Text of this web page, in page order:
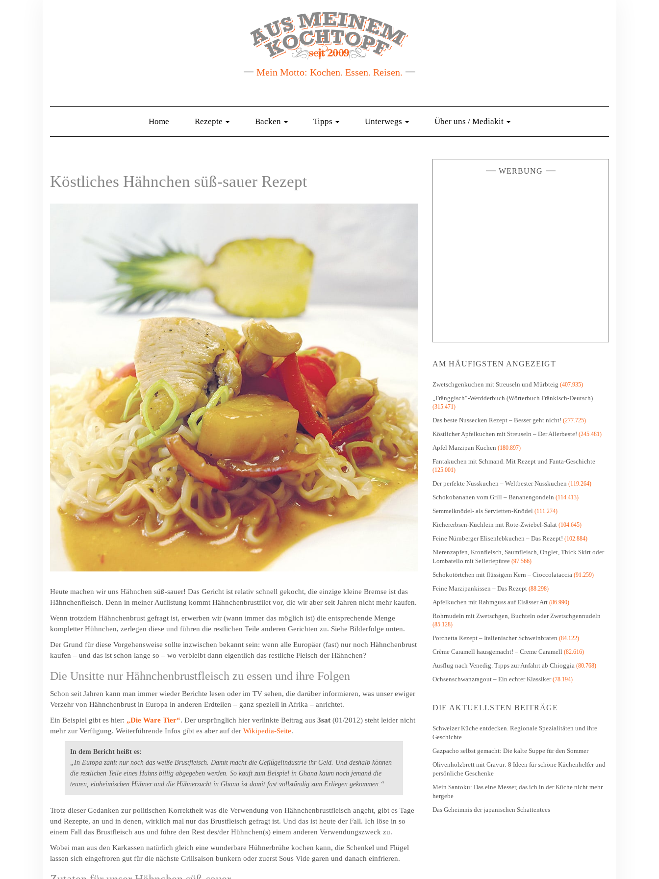
Mein Motto: Kochen. Essen. Reisen.
Home Rezepte Backen Tipps Unterwegs Über uns / Mediakit
Köstliches Hähnchen süß-sauer Rezept
Heute machen wir uns Hähnchen süß-sauer! Das Gericht ist relativ schnell gekocht, die einzige kleine Bremse ist das
Hähnchenfleisch. Denn in meiner Auflistung kommt Hähnchenbrustfilet vor, die wir aber seit Jahren nicht mehr kaufen.
Wenn trotzdem Hähnchenbrust gefragt ist, erwerben wir (wann immer das möglich ist) die entsprechende Menge
kompletter Hühnchen, zerlegen diese und führen die restlichen Teile anderen Gerichten zu. Siehe Bilderfolge unten.
Der Grund für diese Vorgehensweise sollte inzwischen bekannt sein: wenn alle Europäer (fast) nur noch Hähnchenbrust
kaufen – und das ist schon lange so – wo verbleibt dann eigentlich das restliche Fleisch der Hähnchen?
Die Unsitte nur Hähnchenbrustfleisch zu essen und ihre Folgen
Schon seit Jahren kann man immer wieder Berichte lesen oder im TV sehen, die darüber informieren, was unser ewiger
Verzehr von Hähnchenbrust in Europa in anderen Erdteilen – ganz speziell in Afrika – anrichtet.
Ein Beispiel gibt es hier: „Die Ware Tier“. Der ursprünglich hier verlinkte Beitrag aus 3sat (01/2012) steht leider nicht
mehr zur Verfügung. Weiterführende Infos gibt es aber auf der Wikipedia-Seite.
In dem Bericht heißt es:
„In Europa zählt nur noch das weiße Brustfleisch. Damit macht die Geflügelindustrie ihr Geld. Und deshalb können
die restlichen Teile eines Huhns billig abgegeben werden. So kauft zum Beispiel in Ghana kaum noch jemand die
teuren, einheimischen Hühner und die Hühnerzucht in Ghana ist damit fast vollständig zum Erliegen gekommen.“
Trotz dieser Gedanken zur politischen Korrektheit was die Verwendung von Hähnchenbrustfleisch angeht, gibt es Tage
und Rezepte, an und in denen, wirklich mal nur das Brustfleisch gefragt ist. Und das ist heute der Fall. Ich löse in so
einem Fall das Brustfleisch aus und führe den Rest des/der Hühnchen(s) einem anderen Verwendungszweck zu.
Wobei man aus den Karkassen natürlich gleich eine wunderbare Hühnerbrühe kochen kann, die Schenkel und Flügel
lassen sich eingefroren gut für die nächste Grillsaison bunkern oder zuerst Sous Vide garen und danach einfrieren.
WERBUNG
AM HÄUFIGSTEN ANGEZEIGT
Zwetschgenkuchen mit Streuseln und Mürbteig (407.935)
„Fränggisch“-Werdderbuch (Wörterbuch Fränkisch-Deutsch)
(315.471)
Das beste Nussecken Rezept – Besser geht nicht! (277.725)
Köstlicher Apfelkuchen mit Streuseln – Der Allerbeste! (245.481)
Apfel Marzipan Kuchen (180.897)
Fantakuchen mit Schmand. Mit Rezept und Fanta-Geschichte
(125.001)
Der perfekte Nusskuchen – Weltbester Nusskuchen (119.264)
Schokobananen vom Grill – Bananengondeln (114.413)
Semmelknödel- als Servietten-Knödel (111.274)
Kichererbsen-Küchlein mit Rote-Zwiebel-Salat (104.645)
Feine Nürnberger Elisenlebkuchen – Das Rezept! (102.884)
Nierenzapfen, Kronfleisch, Saumfleisch, Onglet, Thick Skirt oder
Lombatello mit Selleriepüree (97.566)
Schokotörtchen mit flüssigem Kern – Cioccolataccia (91.259)
Feine Marzipankissen – Das Rezept (88.298)
Apfelkuchen mit Rahmguss auf Elsässer Art (86.990)
Rohrnudeln mit Zwetschgen, Buchteln oder Zwetschgennudeln
(85.128)
Porchetta Rezept – Italienischer Schweinbraten (84.122)
Crème Caramell hausgemacht! – Creme Caramell (82.616)
Ausflug nach Venedig. Tipps zur Anfahrt ab Chioggia (80.768)
Ochsenschwanzragout – Ein echter Klassiker(78.194)
DIE AKTUELLSTEN BEITRÄGE
Schweizer Küche entdecken. Regionale Spezialitäten und ihre
Geschichte
Gazpacho selbst gemacht: Die kalte Suppe für den Sommer
Olivenholzbrett mit Gravur: 8 Ideen für schöne Küchenhelfer und
persönliche Geschenke
Mein Santoku: Das eine Messer, das ich in der Küche nicht mehr
hergebe
Das Geheimnis der japanischen Schattentees